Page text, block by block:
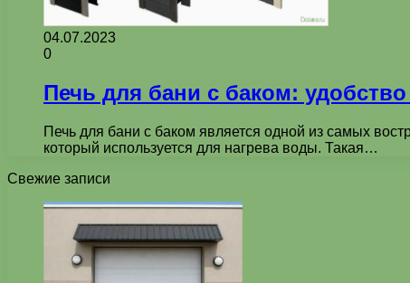
04.07.2023
0
Печь для бани с баком:
Печь для бани с баком является одной из самых
который используется для нагрева воды. Такая…
Свежие записи